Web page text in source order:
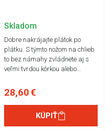
Skladom
Dobre nakrájajte plátok po
plátku. S týmto nožom na chlieb
to bez námahy zvládnete aj s
veľmi tvrdou kôrkou alebo…
28,60 €
KÚPIŤ